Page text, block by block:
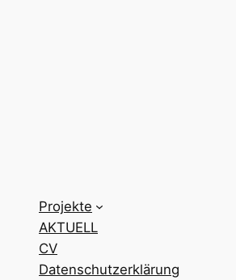
Projekte
AKTUELL
CV
Datenschutzerklärung